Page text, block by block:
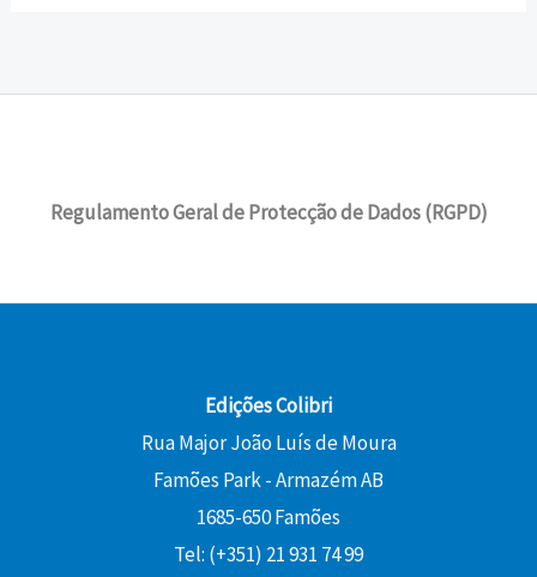
Regulamento Geral de Protecção de Dados (RGPD)
Edições Colibri
Rua Major João Luís de Moura
Famões Park - Armazém AB
1685-650 Famões
Tel: (+351) 21 931 74 99